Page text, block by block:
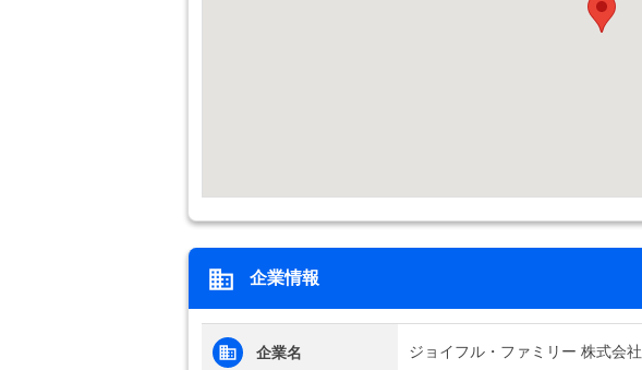
企業情報
企業名 ジョイフル・ファミリー 株式会社